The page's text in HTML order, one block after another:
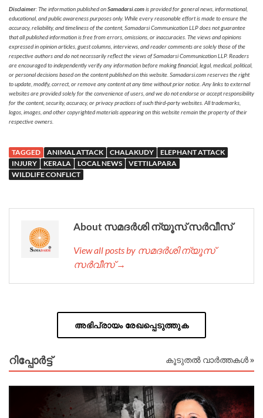
Disclaimer: The information published onSamadarsi.comis provided for general news, informational,
educational, and public awareness purposes only. While every reasonable effort is made to ensure the
accuracy, reliability, and timeliness of the content, Samadarsi Communication LLP does not guarantee
that all published information is free from errors, omissions, or inaccuracies. The views and opinions
expressed in opinion articles, guest columns, interviews, and reader comments are solely those of the
respective authors and do not necessarily reflect the views of Samadarsi Communication LLP. Readers
are encouraged to independently verify any information before making financial, legal, medical, political,
or personal decisions based on the content published on this website. Samadarsi.com reserves the right
to update, modify, correct, or remove any content at any time without prior notice. Any links to external
websites are provided solely for the convenience of users, and we do not endorse or accept responsibility
for the content, security, accuracy, or privacy practices of such third-party websites. All trademarks,
logos, images, and other copyrighted materials appearing on this website remain the property of their
respective owners.
TAGGED ANIMAL ATTACK CHALAKUDY
ELEPHANT ATTACK
INJURY
KERALA LOCAL NEWS
VETTILAPARA
WILDLIFE CONFLICT
About സമദർശി ന്യൂസ് സർവീസ്
View all posts by സമദർശി ന്യൂസ്
സർവീസ് →
അഭിപ്രായം രേഖപ്പെടുത്തുക
റിപ്പോര്‍ട്ട് കൂടുതൽ വാർത്തകൾ »